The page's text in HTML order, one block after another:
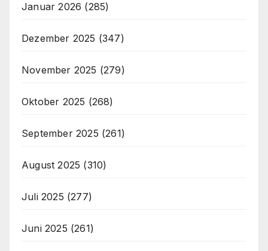
Januar 2026 (285)
Dezember 2025 (347)
November 2025 (279)
Oktober 2025 (268)
September 2025 (261)
August 2025 (310)
Juli 2025 (277)
Juni 2025 (261)